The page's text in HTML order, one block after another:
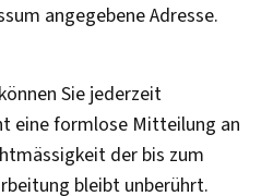
angegebene Adresse.
Sie jederzeit
eine formlose Mitteilung an
der bis zum
bleibt unberührt.